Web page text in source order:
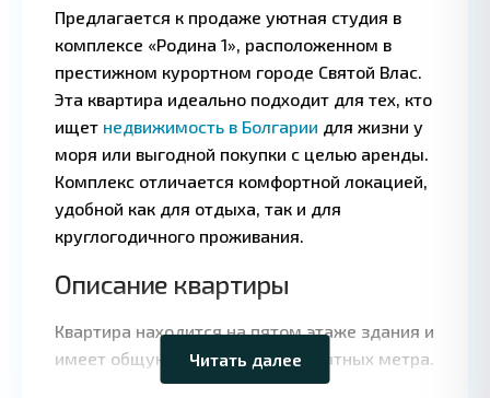
Предлагается к продаже уютная студия в
комплексе «Родина 1», расположенном в
престижном курортном городе Святой Влас.
Эта квартира идеально подходит для тех, кто
ищет недвижимость в Болгарии для жизни у
моря или выгодной покупки с целью аренды.
Комплекс отличается комфортной локацией,
удобной как для отдыха, так и для
круглогодичного проживания.
Описание квартиры
Квартира находится на пятом этаже здания и
имеет общую площадь 32 квадратных метра.
Планировка включает жилую зону,
Читать далее